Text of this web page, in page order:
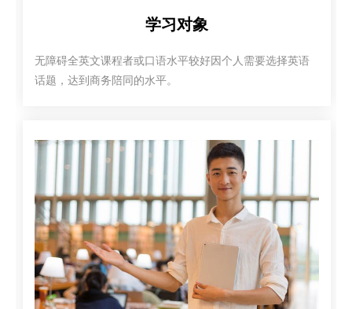
学习对象
无障碍全英文课程者或口语水平较好因个人需要选择英语
话题，达到商务陪同的水平。